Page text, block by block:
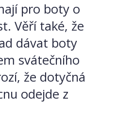
pro boty o
Věří také, že
dávat boty
svátečního
že dotyčná
odejde z